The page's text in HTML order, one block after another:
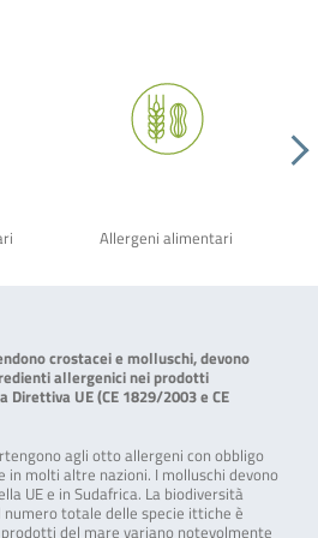
Allergeni alimentari
crostacei e molluschi, devono
allergenici nei prodotti
UE (CE 1829/2003 e CE
agli otto allergeni con obbligo
in molti altre nazioni. I molluschi devono
UE e in Sudafrica. La biodiversità
totale delle specie ittiche è
del mare variano notevolmente